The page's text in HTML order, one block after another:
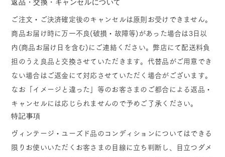
返品・交換・キャンセルについて
ご注文・ご決済確定後のキャンセルは原則お受けできません。
商品お届け時に万一不良(破損・故障等)があった場合は3日以
内(商品お届け日を含む)にご連絡ください。弊店にて配送料負
担のうえ良品と交換させていただきます。代替品がご用意でき
ない場合はご返金にて対応させていただく場合がございます。
なお「イメージと違った」等のお客さまのご都合による返品・
キャンセルには応じられませんので予めご了承ください。
特記事項
ヴィンテージ・ユーズド品のコンディションについてはできる
限りお使いいただくお客さまの目線に立ち判断し、目立つダメ